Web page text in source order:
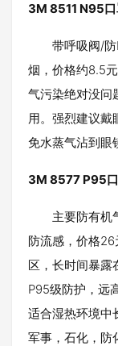
3M 8511 N95
带呼吸阀/
烟，价格约8.5
气污染绝对没问
用。强烈建议戴
免水蒸气沾到眼
3M 8577 P95
主要防有机
防流感，价格
区，长时间暴露
P95级防护，远
适合湿热环境中
军事，石化，防